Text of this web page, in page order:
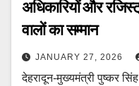
अधिकारियों और
वालों का सम्मान
JANUARY 27, 2026
देहरादून-मुख्यमंत्री पुष्कर